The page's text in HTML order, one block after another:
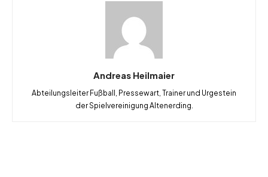
Andreas Heilmaier
Abteilungsleiter Fußball, Pressewart, Trainer und Urgestein
der Spielvereinigung Altenerding.